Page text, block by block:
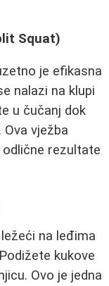
Squat)
je efikasna
nalazi na klupi
u čučanj dok
vježba
rezultate
na leđima
kukove
Ovo je jedna